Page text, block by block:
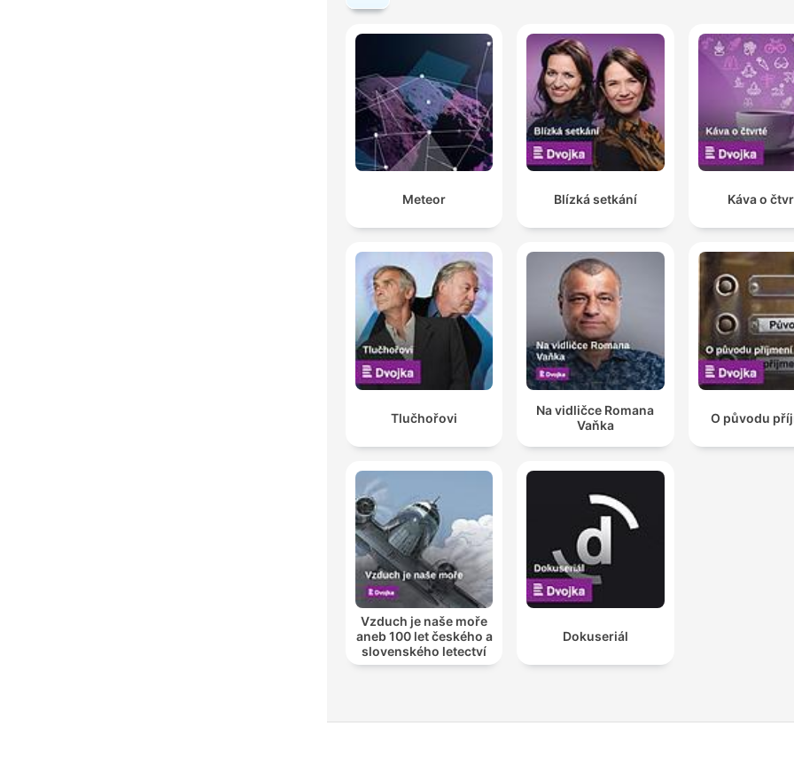
Meteor Blízká setkání Káva o
Tlučhořovi
Na vidličce Romana
Vaňka
O původu
Vzduch je naše moře
aneb 100 let českého a
slovenského letectví
Dokuseriál